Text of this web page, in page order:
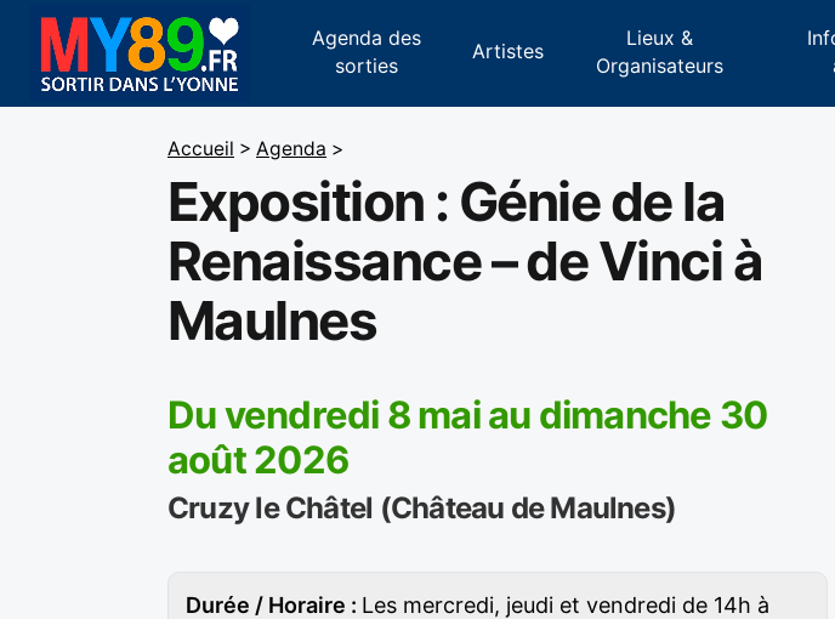
Agenda des
sorties
Artistes
Lieux &
Organisateurs
Accueil > Agenda >
Exposition : Génie de la
Renaissance – de Vinci à
Maulnes
Du vendredi 8 mai au dimanche 30
août 2026
Cruzy le Châtel (Château de Maulnes)
Durée / Horaire : Les mercredi, jeudi et vendredi de 14h à